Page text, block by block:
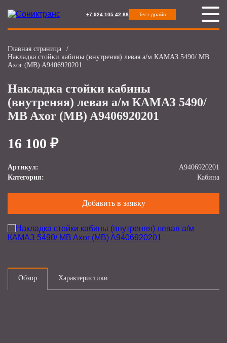
+7 924 105 42 88 Тест-драйв
Главная страница
/
Накладка стойки кабины (внутреняя) левая а/м КАМАЗ 5490/ MB
Axor (MB) A9406920201
Накладка стойки кабины
(внутреняя) левая а/м КАМАЗ 5490/
MB Axor (MB) A9406920201
16 100 ₽
Артикул:
A9406920201
Категория:
Кабина
Добавить в заявку
Обзор Характеристики